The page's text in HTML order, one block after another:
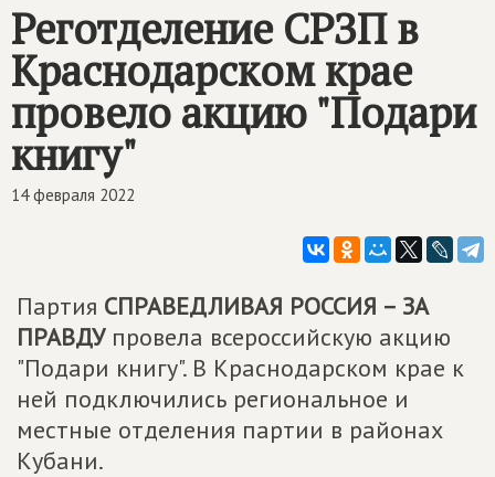
Реготделение СРЗП в
Краснодарском крае
провело акцию "Подари
книгу"
14 февраля 2022
Партия СПРАВЕДЛИВАЯ РОССИЯ – ЗА
ПРАВДУпровела всероссийскую акцию
"Подари книгу". В Краснодарском крае к
ней подключились региональное и
местные отделения партии в районах
Кубани.